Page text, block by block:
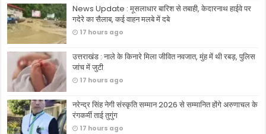
News Update : मूसलाधार बारिश से तबाही, केदारनाथ हाईवे पर
गदेरे का सैलाब, कई वाहन मलबे में दबे
17 hours ago
उत्तराखंड : नाले के किनारे मिला जीवित नवजात, मुंह में थी रबड़, पुलिस
जांच में जुटी
17 hours ago
नरेन्द्र सिंह नेगी संस्कृति सम्मान 2026 से सम्मानित होंगे अरुणाचल के
रंगकर्मी ताई तुगुंग
17 hours ago